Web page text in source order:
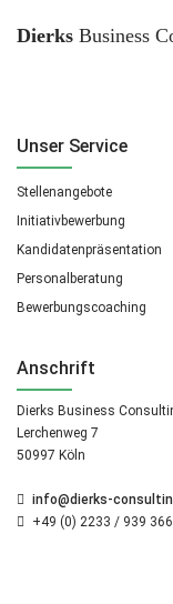
Dierks Business
Unser Service
Stellenangebote
Initiativbewerbung
Kandidatenpräsentation
Personalberatung
Bewerbungscoaching
Anschrift
Dierks Business
Lerchenweg 7
50997 Köln
info@dierks-
+49 (0) 2233 / 939